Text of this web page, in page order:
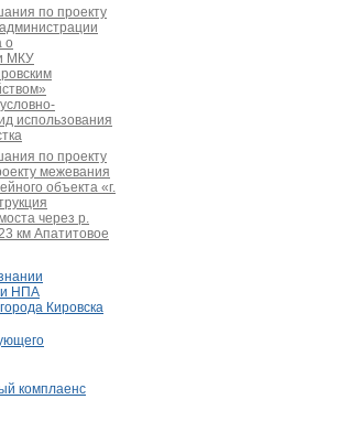
по проекту
о
МКУ
использования
по проекту
межевания
объекта «г.
через р.
км Апатитовое
НПА
Кировскa
комплаенс